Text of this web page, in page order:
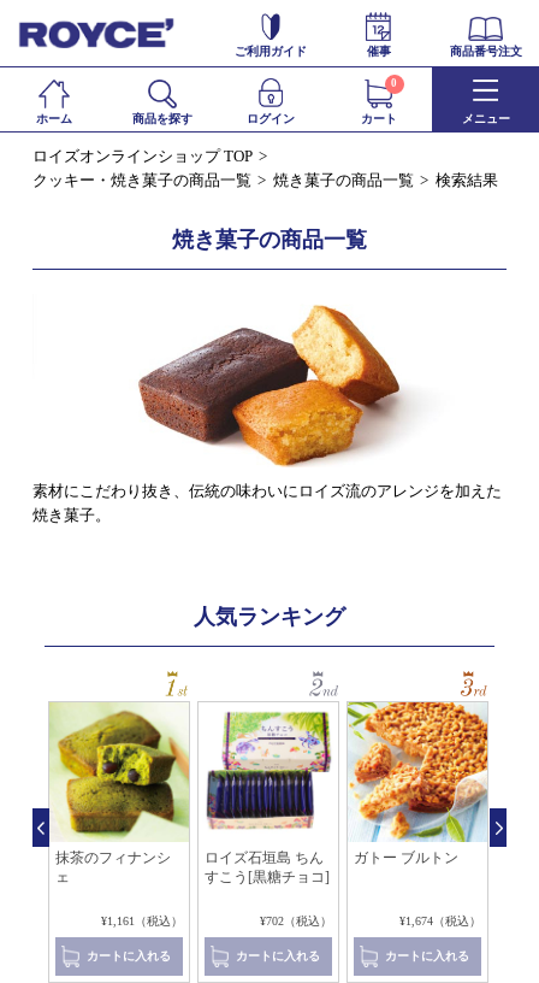
ご利用ガイド 催事 商品番号注文
ホーム 商品を探す ログイン カート
0
メニュー
ロイズオンラインショップ TOP
クッキー・焼き菓子の商品一覧
焼き菓子の商品一覧 検索結果
焼き菓子の商品一覧
素材にこだわり抜き、伝統の味わいにロイズ流のアレンジを加えた
焼き菓子。
人気ランキング
抹茶のフィナンシ
ェ
¥1,161（税込）
カートに入れる
ロイズ石垣島 ちん
すこう[黒糖チョコ]
¥702（税込）
カートに入れる
ガトー ブルトン
¥1,674（税込）
カートに入れる